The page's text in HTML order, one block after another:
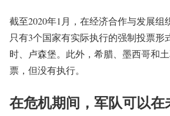
截至2020年1月，在经济合作与发展组
只有3个国家有实际执行的强制投票形
时、卢森堡。此外，希腊、墨西哥和
票，但没有执行。
在危机期间，军队可以在